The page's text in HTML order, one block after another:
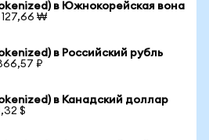
в Южнокорейская вона
127,66 ₩
в Российский рубль
₽
в Канадский доллар
$